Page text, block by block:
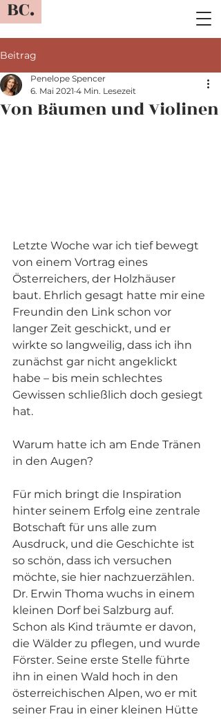
BC.
Beitrag
Von Bäumen und Violinen
Penelope Spencer
6. Mai 2021 4 Min. Lesezeit
Letzte Woche war ich tief bewegt
von einem Vortrag eines
Österreichers, der Holzhäuser
baut. Ehrlich gesagt hatte mir eine
Freundin den Link schon vor
langer Zeit geschickt, und er
wirkte so langweilig, dass ich ihn
zunächst gar nicht angeklickt
habe – bis mein schlechtes
Gewissen schließlich doch gesiegt
hat.
Warum hatte ich am Ende Tränen
in den Augen?
Für mich bringt die Inspiration
hinter seinem Erfolg eine zentrale
Botschaft für uns alle zum
Ausdruck, und die Geschichte ist
so schön, dass ich versuchen
möchte, sie hier nachzuerzählen.
Dr. Erwin Thoma wuchs in einem
kleinen Dorf bei Salzburg auf.
Schon als Kind träumte er davon,
die Wälder zu pflegen, und wurde
Förster. Seine erste Stelle führte
ihn in einen Wald hoch in den
österreichischen Alpen, wo er mit
seiner Frau in einer kleinen Hütte